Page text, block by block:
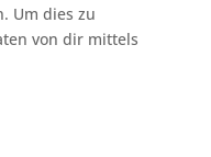
Um dies zu
von dir mittels